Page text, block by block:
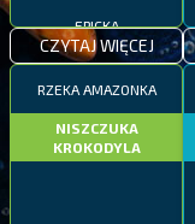
CZYTAJ WIĘCEJ
RZEKA AMAZONKA
NISZCZUKA
KROKODYLA